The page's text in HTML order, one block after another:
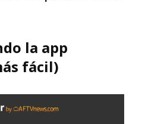
la app
fácil)